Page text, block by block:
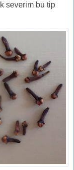
severim bu tip